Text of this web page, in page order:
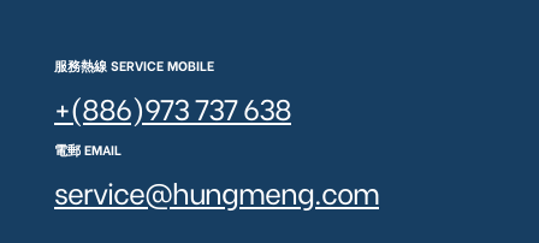
服務熱線 SERVICE MOBILE
+(886)973 737 638
電郵 EMAIL
service@hungmeng.com